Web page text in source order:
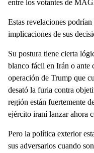
entre los votantes de
Estas revelaciones
implicaciones de sus
Su postura tiene cierta
blanco fácil en Irán o ante
operación de Trump que
desató la furia contra
región están fuertemente
ejército iraní lanzar ahora
Pero la política exterior
sus adversarios cuando